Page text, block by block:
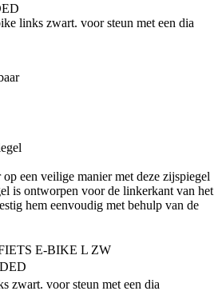
links zwart. voor steun met een dia
een veilige manier met deze zijspiegel
is ontworpen voor de linkerkant van het
hem eenvoudig met behulp van de
E-BIKE L ZW
zwart. voor steun met een dia